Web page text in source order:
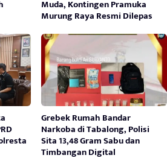
Muda, Kontingen Pramuka
Murung Raya Resmi Dilepas
Grebek Rumah Bandar
Narkoba di Tabalong, Polisi
Sita 13,48 Gram Sabu dan
Timbangan Digital